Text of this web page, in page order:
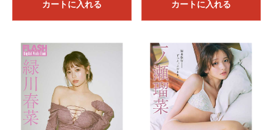
カートに入れる カートに入れる